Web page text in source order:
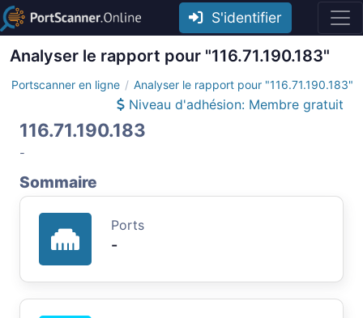
S'identifier
Analyser le rapport pour "116.71.190.183"
Portscanner en ligne Analyser le rapport pour "116.71.190.183"
Niveau d'adhésion: Membre gratuit
116.71.190.183
-
Sommaire
Ports
-